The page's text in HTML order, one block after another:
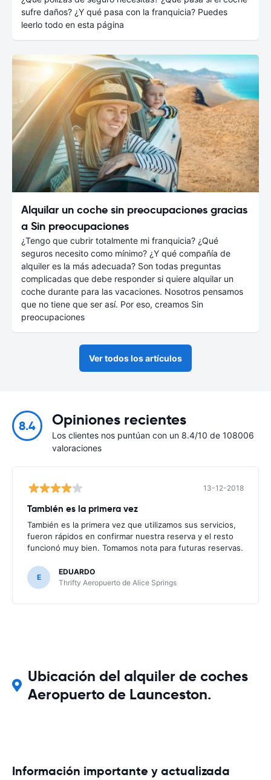
sufre daños? ¿Y qué pasa con la franquicia? Puedes
leerlo todo en esta página
Alquilar un coche sin preocupaciones gracias
a Sin preocupaciones
¿Tengo que cubrir totalmente mi franquicia? ¿Qué
seguros necesito como mínimo? ¿Y qué compañía de
alquiler es la más adecuada? Son todas preguntas
complicadas que debe responder si quiere alquilar un
coche durante para las vacaciones. Nosotros pensamos
que no tiene que ser así. Por eso, creamos Sin
preocupaciones
Ver todos los artículos
8.4 Opiniones recientes
Los clientes nos puntúan con un 8.4/10 de 108006
valoraciones
13-12-2018
También es la primera vez
También es la primera vez que utilizamos sus servicios,
fueron rápidos en confirmar nuestra reserva y el resto
funcionó muy bien. Tomamos nota para futuras reservas.
E
EDUARDO
Thrifty Aeropuerto de Alice Springs
Ubicación del alquiler de coches
Aeropuerto de Launceston.
Información importante y actualizada